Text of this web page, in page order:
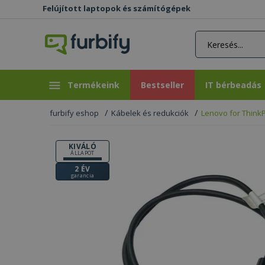
Felújított laptopok és számítógépek
Termékeink Bestseller
Bestseller IT bérbeadás
IT bérbeadás
furbify eshop Kábelek és redukciók Lenovo for
KIVÁLÓ
ÁLLAPOT
2 ÉV
garancia